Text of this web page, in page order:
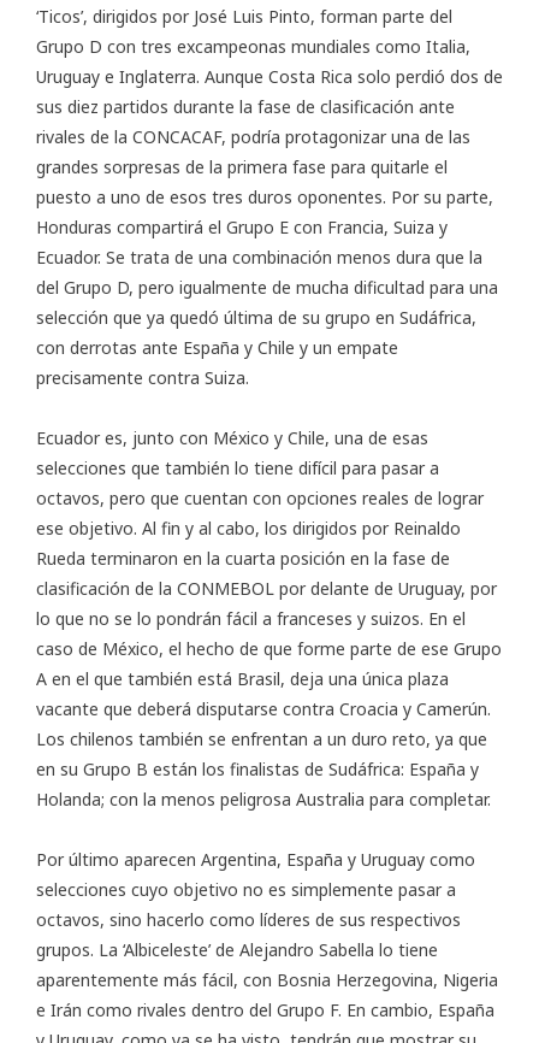
‘Ticos’, dirigidos por José Luis Pinto, forman parte del
Grupo D con tres excampeonas mundiales como Italia,
Uruguay e Inglaterra. Aunque Costa Rica solo perdió dos de
sus diez partidos durante la fase de clasificación ante
rivales de la CONCACAF, podría protagonizar una de las
grandes sorpresas de la primera fase para quitarle el
puesto a uno de esos tres duros oponentes. Por su parte,
Honduras compartirá el Grupo E con Francia, Suiza y
Ecuador. Se trata de una combinación menos dura que la
del Grupo D, pero igualmente de mucha dificultad para una
selección que ya quedó última de su grupo en Sudáfrica,
con derrotas ante España y Chile y un empate
precisamente contra Suiza.
Ecuador es, junto con México y Chile, una de esas
selecciones que también lo tiene difícil para pasar a
octavos, pero que cuentan con opciones reales de lograr
ese objetivo. Al fin y al cabo, los dirigidos por Reinaldo
Rueda terminaron en la cuarta posición en la fase de
clasificación de la CONMEBOL por delante de Uruguay, por
lo que no se lo pondrán fácil a franceses y suizos. En el
caso de México, el hecho de que forme parte de ese Grupo
A en el que también está Brasil, deja una única plaza
vacante que deberá disputarse contra Croacia y Camerún.
Los chilenos también se enfrentan a un duro reto, ya que
en su Grupo B están los finalistas de Sudáfrica: España y
Holanda; con la menos peligrosa Australia para completar.
Por último aparecen Argentina, España y Uruguay como
selecciones cuyo objetivo no es simplemente pasar a
octavos, sino hacerlo como líderes de sus respectivos
grupos. La ‘Albiceleste’ de Alejandro Sabella lo tiene
aparentemente más fácil, con Bosnia Herzegovina, Nigeria
e Irán como rivales dentro del Grupo F. En cambio, España